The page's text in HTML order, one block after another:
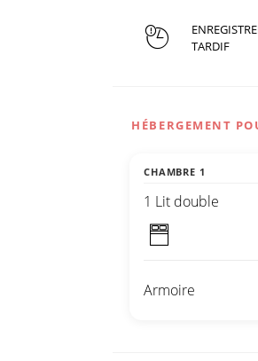
TARDIF
HÉBERGEMENT
CHAMBRE 1
1 Lit double
Armoire